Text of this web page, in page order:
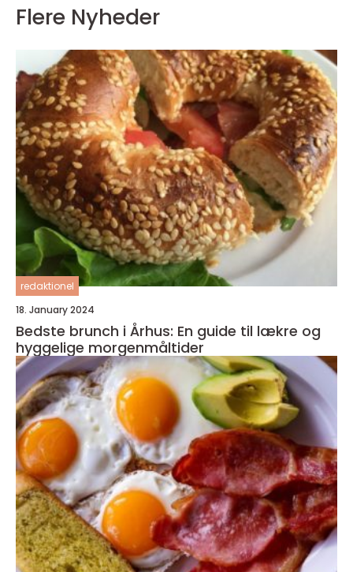
Flere Nyheder
redaktionel
18. January 2024
Bedste brunch i Århus: En guide til lækre og
hyggelige morgenmåltider